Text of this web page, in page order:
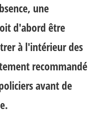
une
d'abord être
à l'intérieur des
recommandé
avant de